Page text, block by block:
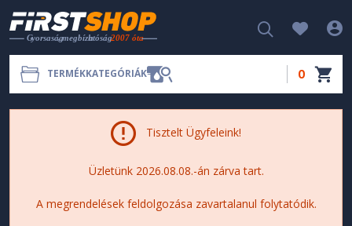
TERMÉKKATEGÓRIÁK 0
Tisztelt Ügyfeleink!
Üzletünk 2026.08.08.-án zárva tart.
A megrendelések feldolgozása zavartalanul folytatódik.